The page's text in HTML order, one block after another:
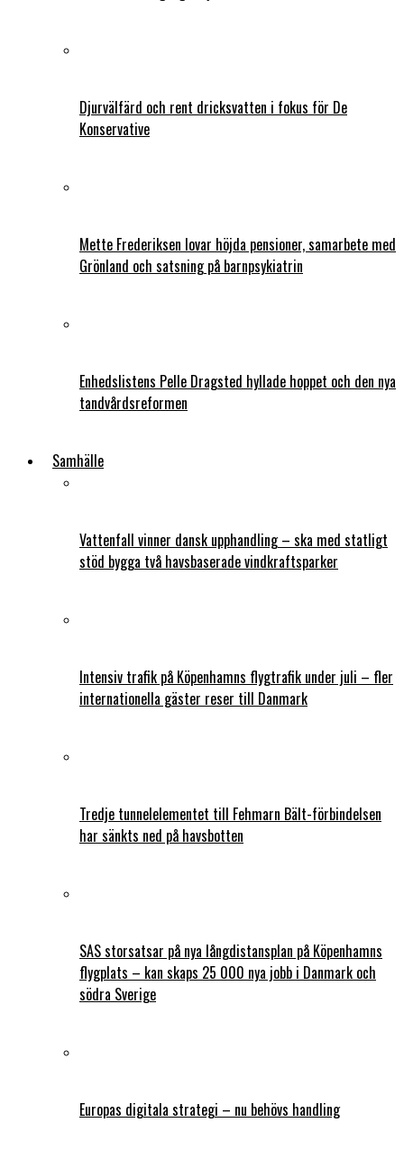
Djurvälfärd och rent dricksvatten i fokus för De
Konservative
Mette Frederiksen lovar höjda pensioner, samarbete med
Grönland och satsning på barnpsykiatrin
Enhedslistens Pelle Dragsted hyllade hoppet och den nya
tandvårdsreformen
Samhälle
Vattenfall vinner dansk upphandling – ska med statligt
stöd bygga två havsbaserade vindkraftsparker
Intensiv trafik på Köpenhamns flygtrafik under juli – fler
internationella gäster reser till Danmark
Tredje tunnelelementet till Fehmarn Bält-förbindelsen
har sänkts ned på havsbotten
SAS storsatsar på nya långdistansplan på Köpenhamns
flygplats – kan skaps 25 000 nya jobb i Danmark och
södra Sverige
Europas digitala strategi – nu behövs handling